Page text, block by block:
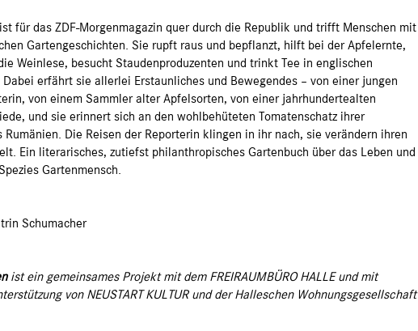
für das ZDF-Morgenmagazin quer durch die Republik und trifft Menschen mit
Gartengeschichten. Sie rupft raus und bepflanzt, hilft bei der Apfelernte,
Weinlese, besucht Staudenproduzenten und trinkt Tee in englischen
erfährt sie allerlei Erstaunliches und Bewegendes – von einer jungen
von einem Sammler alter Apfelsorten, von einer jahrhundertealten
und sie erinnert sich an den wohlbehüteten Tomatenschatz ihrer
Rumänien. Die Reisen der Reporterin klingen in ihr nach, sie verändern ihren
Ein literarisches, zutiefst philanthropisches Gartenbuch über das Leben und
Gartenmensch.
Schumacher
ist ein gemeinsames Projekt mit dem FREIRAUMBÜRO HALLE und mit
von NEUSTART KULTUR und der Halleschen Wohnungsgesellschaft